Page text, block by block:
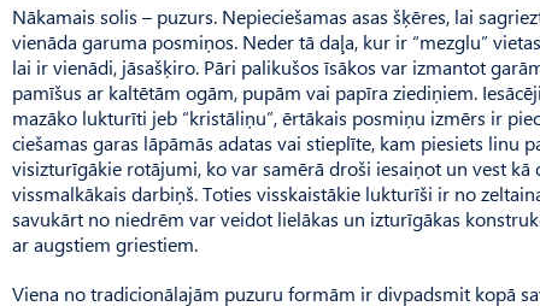
Nākamais solis – puzurs. Nepieciešamas asas šķēres, lai
vienāda garuma posmiņos. Neder tā daļa, kur ir “mezglu”
lai ir vienādi, jāsašķiro. Pāri palikušos īsākos var izmantot
pamīšus ar kaltētām ogām, pupām vai papīra ziediņiem.
mazāko lukturīti jeb “kristāliņu”, ērtākais posmiņu izmērs ir
ciešamas garas lāpāmās adatas vai stieplīte, kam piesiets linu
visizturīgākie rotājumi, ko var samērā droši iesaiņot un vest kā
vissmalkākais darbiņš. Toties visskaistākie lukturīši ir no
savukārt no niedrēm var veidot lielākas un izturīgākas
ar augstiem griestiem.
Viena no tradicionālajām puzuru formām ir divpadsmit kopā